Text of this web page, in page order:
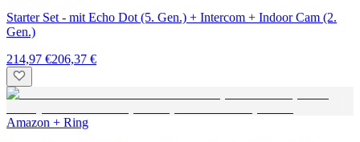
Starter Set - mit Echo Dot (5. Gen.) + Intercom + Indoor Cam (2.
Gen.)
214,97 €206,37 €
Amazon + Ring